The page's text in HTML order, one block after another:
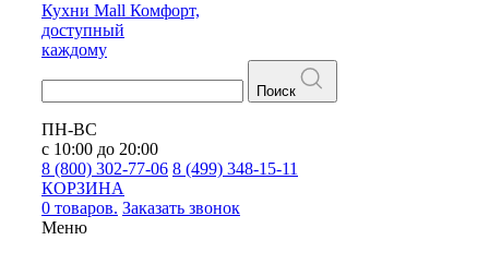
Кухни Mall Комфорт,
доступный
каждому
Поиск
ПН-ВС
с 10:00 до 20:00
8 (800) 302-77-06 8 (499) 348-15-11
КОРЗИНА
0 товаров. Заказать звонок
Меню